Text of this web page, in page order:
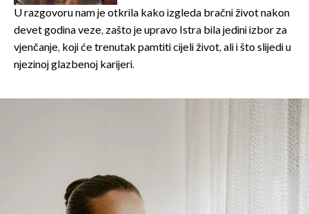
U razgovoru nam je otkrila kako izgleda bračni život nakon
devet godina veze, zašto je upravo Istra bila jedini izbor za
vjenčanje, koji će trenutak pamtiti cijeli život, ali i što slijedi u
njezinoj glazbenoj karijeri.